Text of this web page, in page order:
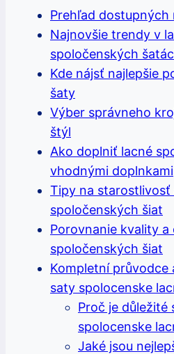
Prehľad dostupných
Najnovšie trendy v
spoločenských
Kde nájsť najlepšie
šaty
Výber správneho
štýl
Ako doplniť lacné
vhodnými doplnkami
Tipy na starostlivosť
spoločenských šiat
Porovnanie kvality
spoločenských šiat
Kompletní průvodce
saty spolocenske
Proč je důležité
spolocenske
Jaké jsou